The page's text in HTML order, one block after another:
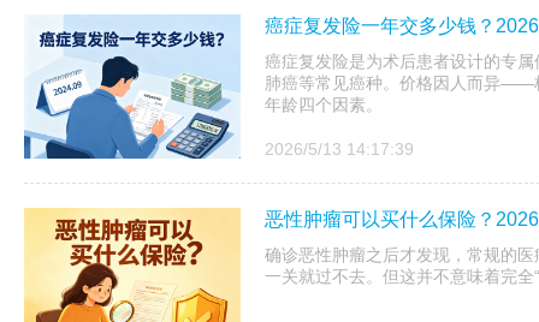
癌症复发险一年交多少钱？
癌症复发险是为术后患者设计的专
肺癌等常见癌种。价格因人而异——
年龄四个因素。
2026/5/13 14:17:39
恶性肿瘤可以买什么保险？
确诊恶性肿瘤之后才发现，常规的
一关就过不去。但这并不意味着完全